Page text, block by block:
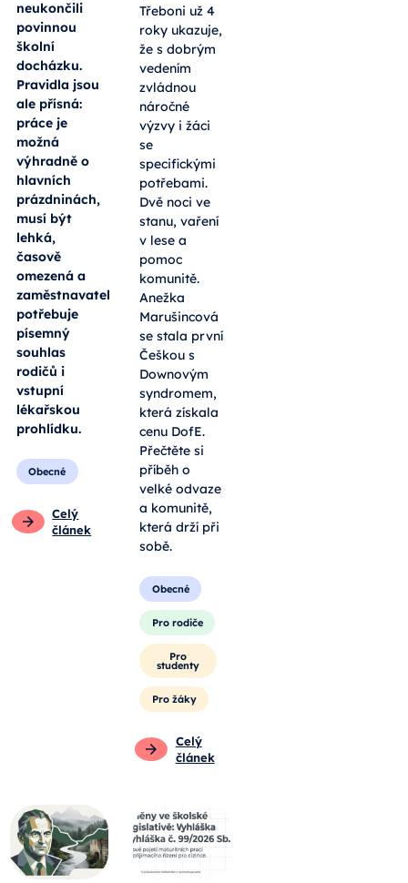
neukončili
povinnou
školní
docházku.
Pravidla jsou
ale přísná:
práce je
možná
výhradně o
hlavních
prázdninách,
musí být
lehká,
časově
omezená a
zaměstnavatel
potřebuje
písemný
souhlas
rodičů i
vstupní
lékařskou
prohlídku.
Obecné
Celý
článek
Třeboni už 4
roky ukazuje,
že s dobrým
vedením
zvládnou
náročné
výzvy i žáci
se
specifickými
potřebami.
Dvě noci ve
stanu, vaření
v lese a
pomoc
komunitě.
Anežka
Marušincová
se stala první
Češkou s
Downovým
syndromem,
která získala
cenu DofE.
Přečtěte si
příběh o
velké odvaze
a komunitě,
která drží při
sobě.
Obecné
Pro rodiče
Pro
studenty
Pro žáky
Celý
článek